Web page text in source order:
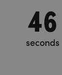
46
seconds